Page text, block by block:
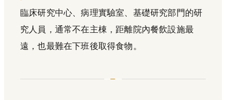
臨床研究中心、病理實驗室、基礎研究部門的研
究人員，通常不在主棟，距離院內餐飲設施最
遠，也最難在下班後取得食物。